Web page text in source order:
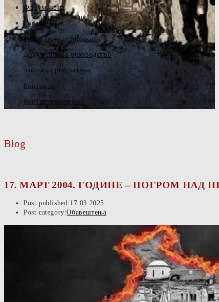
Форум жена
Галерија
Руководство синдиката
Документа за руководство
Законска регулатива
Контакти
Контактирајте нас
Blog
17. МАРТ 2004. ГОДИНЕ – ПОГРОМ
Post published: 17.03.2025
Post category:Обавештења